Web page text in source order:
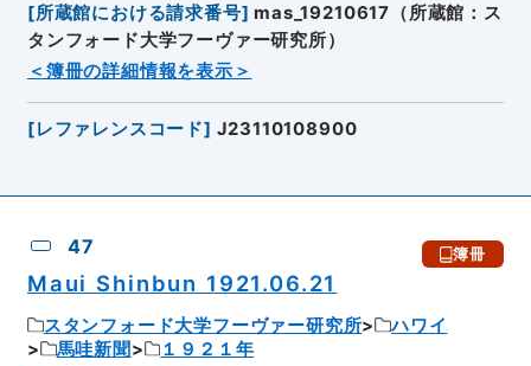
[所蔵館における請求番号] mas_19210617（所蔵館：ス
タンフォード大学フーヴァー研究所）
＜簿冊の詳細情報を表示＞
[レファレンスコード] J23110108900
47 簿冊
Maui Shinbun 1921.06.21
スタンフォード大学フーヴァー研究所
ハワイ
馬哇新聞
１９２１年